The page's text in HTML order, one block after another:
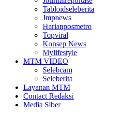
Tabloidseleberita
Jmpnews
Harianposmetro
Topviral
Konsep News
Mylifestyle
MTM VIDEO
Selebcam
Seleberita
Layanan MTM
Contact Redaksi
Media Siber